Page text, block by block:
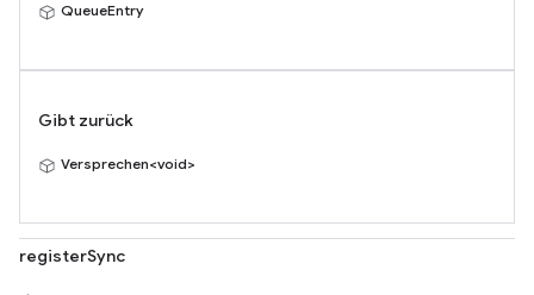
QueueEntry
Gibt zurück
Versprechen<void>
registerSync